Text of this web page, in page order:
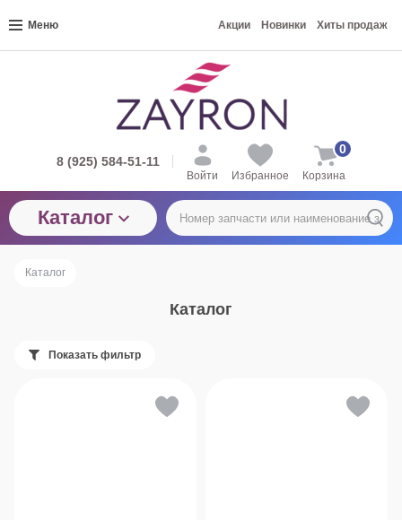
Меню Акции Новинки Хиты продаж
8 (925) 584-51-11
Войти Избранное Корзина
0
Каталог
Каталог
Каталог
Показать фильтр